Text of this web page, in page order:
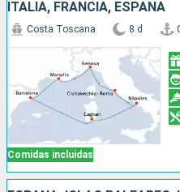
ITALIA, FRANCIA, ESPAÑA
Comidas incluidas
Costa Toscana 8 d